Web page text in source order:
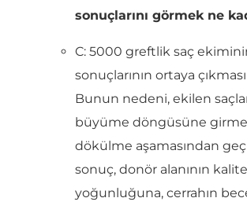
sonuçlarını görmek ne
C: 5000 greftlik saç
sonuçlarının ortaya
Bunun nedeni, ekilen
büyüme döngüsüne
dökülme aşamasından
sonuç, donör alanının
yoğunluğuna, cerrahın